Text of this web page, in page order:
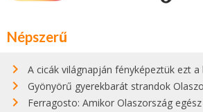
Népszerű
A cicák világnapján fényképeztük ezt a bokor alatt
Gyönyörű gyerekbarát strandok Olaszországban -
Ferragosto: Amikor Olaszország